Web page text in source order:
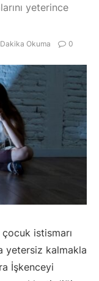
yeterince
Okuma 0
çocuk istismarı
yetersiz kalmakla
İşkenceyi